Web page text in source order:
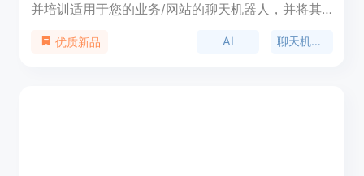
并培训适用于您的业务/网站的聊天机器人，并将其
业务相关的任何问题。通过使用AidChat，您可以转
优质新品 AI 聊天机器人